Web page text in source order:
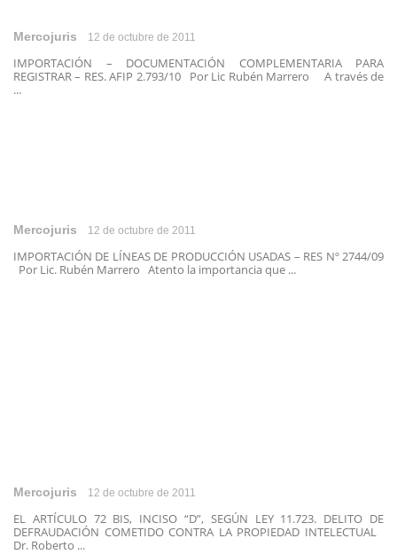
Mercojuris 12 de octubre de 2011
IMPORTACIÓN – DOCUMENTACIÓN COMPLEMENTARIA PARA
REGISTRAR – RES. AFIP 2.793/10 Por Lic Rubén Marrero A través de
...
Mercojuris 12 de octubre de 2011
IMPORTACIÓN DE LÍNEAS DE PRODUCCIÓN USADAS – RES Nº 2744/09
Por Lic. Rubén Marrero Atento la importancia que ...
Mercojuris 12 de octubre de 2011
EL ARTÍCULO 72 BIS, INCISO “D”, SEGÚN LEY 11.723. DELITO DE
DEFRAUDACIÓN COMETIDO CONTRA LA PROPIEDAD INTELECTUAL
Dr. Roberto ...